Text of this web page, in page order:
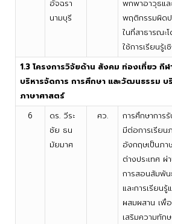
อัจฉรา
นามบุรี
พกพาอาวุธแล
พฤติกรรมผิด
ในที่สาธารณะ
ใช้การเรียนรู้เ
1.3 โครงการวิจัยด้าน สังคม ท่องเที่ยว กี
บริหารจัดการ การศึกษา และวัฒนธรรม บ
ภาษาศาสตร์
6
ดร. วีระ
ชัย ธน
มัยมาศ
ศว.
การศึกษาการ
มีต่อการเรียน
อังกฤษเป็นภา
ต่างประเทศ ผ่
การสอนสัมพั
และการเรียนรู้
ผสมผสาน เพื่
เสริมความทักษ